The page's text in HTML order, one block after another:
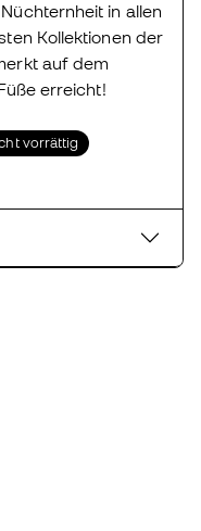
in allen
Kollektionen der
auf dem
erreicht!
vorrättig